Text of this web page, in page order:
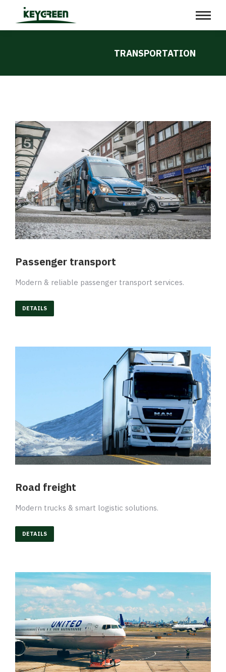
TRANSPORTATION
Passenger transport
Modern & reliable passenger transport services.
DETAILS
Road freight
Modern trucks & smart logistic solutions.
DETAILS